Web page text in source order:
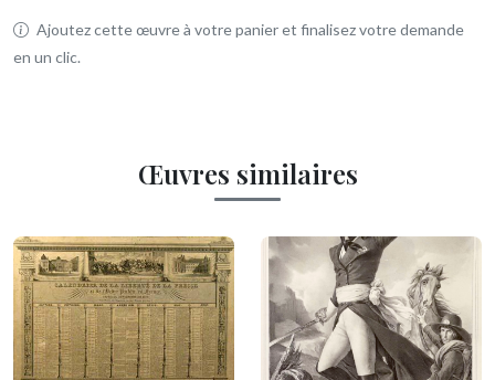
Ajoutez cette œuvre à votre panier et finalisez votre demande
en un clic.
Œuvres similaires